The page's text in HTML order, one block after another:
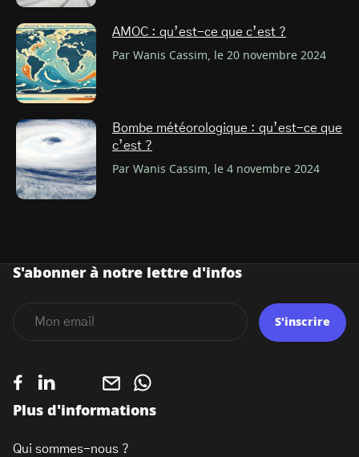
AMOC : qu’est-ce que c’est ?
Par Wanis Cassim, le 20 novembre 2024
Bombe météorologique : qu’est-ce que
c’est ?
Par Wanis Cassim, le 4 novembre 2024
Plus d'informations
Qui sommes-nous ?
S'abonner à notre lettre d'infos
S'inscrire